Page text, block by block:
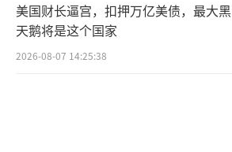
美国财长逼宫，扣押万亿美债，最大黑
天鹅将是这个国家
2026-08-07 14:25:38